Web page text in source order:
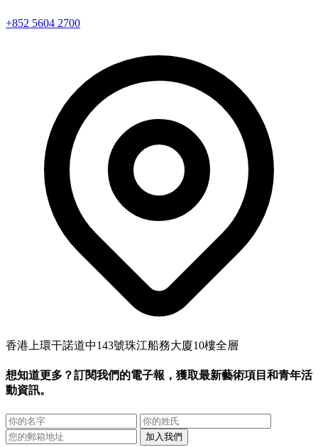
+852 5604 2700
香港上環干諾道中143號珠江船務大廈10樓全層
想知道更多？訂閱我們的電子報，獲取最新藝術項目和青年活
動資訊。
加入我們